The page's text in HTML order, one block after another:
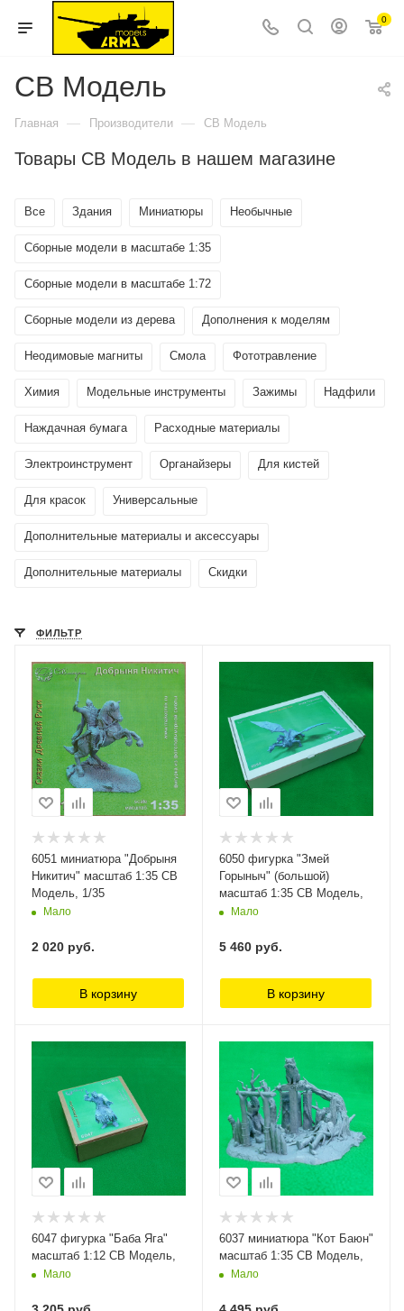
0
СВ Модель
Главная — Производители — СВ Модель
Товары СВ Модель в нашем магазине
Все Здания Миниатюры Необычные
Сборные модели в масштабе 1:35
Сборные модели в масштабе 1:72
Сборные модели из дерева Дополнения к моделям
Неодимовые магниты Смола Фототравление
Химия Модельные инструменты Зажимы Надфили
Наждачная бумага Расходные материалы
Электроинструмент Органайзеры Для кистей
Для красок Универсальные
Дополнительные материалы и аксессуары
Дополнительные материалы Скидки
ФИЛЬТР
6051 миниатюра "Добрыня
Никитич" масштаб 1:35 СВ
Модель, 1/35
Мало
2 020 руб.
В корзину
6050 фигурка "Змей
Горыныч" (большой)
масштаб 1:35 СВ Модель,
Мало
5 460 руб.
В корзину
6047 фигурка "Баба Яга"
масштаб 1:12 СВ Модель,
Мало
6037 миниатюра "Кот Баюн"
масштаб 1:35 СВ Модель,
Мало